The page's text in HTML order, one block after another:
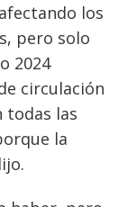
los
pero solo
2024
circulación
todas las
la